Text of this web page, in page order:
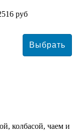
руб
колбасой, чаем и